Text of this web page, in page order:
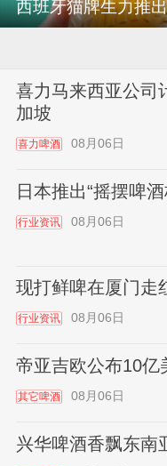
西班牙猫牌生力推
喜力马来西亚公司
加坡
喜力啤酒 08月06日
日本推出“摇摆啤酒
行业资讯 08月06日
现打鲜啤在厦门走
行业资讯 08月06日
帝亚吉欧公布10亿
其它啤酒 08月06日
兴华啤酒香飘东南